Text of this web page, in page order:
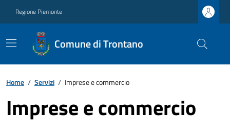
Regione Piemonte
Comune di Trontano
Home / Servizi / Imprese e commercio
Imprese e commercio